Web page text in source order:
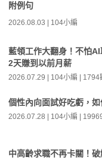
附例句
2026.08.03 | 104小編
藍領工作大翻身！不怕
2天賺到以前月薪
2026.07.29 | 104小編 | 1794
個性內向面試好吃虧，
2026.07.28 | 104小編 |
中高齡求職不再卡關！